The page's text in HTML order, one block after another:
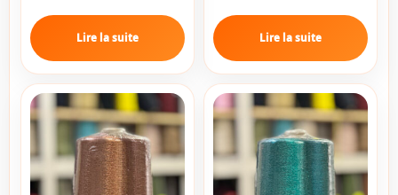
Lire la suite
Lire la suite